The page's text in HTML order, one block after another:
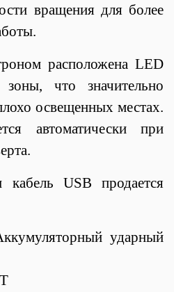
вращения для более
расположена LED
зоны, что значительно
освещенных местах.
автоматически при
USB продается
ударный